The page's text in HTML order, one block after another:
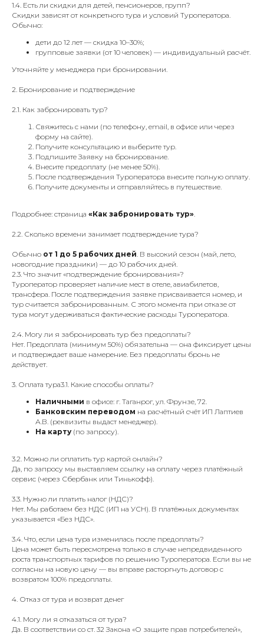
1.4. Есть ли скидки для детей, пенсионеров, групп?
Скидки зависят от конкретного тура и условий Туроператора.
Обычно:
дети до 12 лет — скидка 10–30%;
групповые заявки (от 10 человек) — индивидуальный расчёт.
Уточняйте у менеджера при бронировании.
2. Бронирование и подтверждение
2.1. Как забронировать тур?
Свяжитесь с нами (по телефону, email, в офисе или через
форму на сайте).
Получите консультацию и выберите тур.
Подпишите Заявку на бронирование.
Внесите предоплату (не менее 50%).
После подтверждения Туроператора внесите полную оплату.
Получите документы и отправляйтесь в путешествие.
Подробнее: страница «Как забронировать тур».
2.2. Сколько времени занимает подтверждение тура?
Обычно от 1 до 5 рабочих дней. В высокий сезон (май, лето,
новогодние праздники) — до 10 рабочих дней.
2.3. Что значит «подтверждение бронирования»?
Туроператор проверяет наличие мест в отеле, авиабилетов,
трансфера. После подтверждения заявке присваивается номер, и
тур считается забронированным. С этого момента при отказе от
тура могут удерживаться фактические расходы Туроператора.
2.4. Могу ли я забронировать тур без предоплаты?
Нет. Предоплата (минимум 50%) обязательна — она фиксирует цены
и подтверждает ваше намерение. Без предоплаты бронь не
действует.
3. Оплата тура3.1. Какие способы оплаты?
Наличными в офисе: г. Таганрог, ул. Фрунзе, 72.
Банковским переводом на расчётный счёт ИП Лаптиев
А.В. (реквизиты выдаст менеджер).
На карту(по запросу).
3.2. Можно ли оплатить тур картой онлайн?
Да, по запросу мы выставляем ссылку на оплату через платёжный
сервис (через Сбербанк или Тинькофф).
3.3. Нужно ли платить налог (НДС)?
Нет. Мы работаем без НДС (ИП на УСН). В платёжных документах
указывается «Без НДС».
3.4. Что, если цена тура изменилась после предоплаты?
Цена может быть пересмотрена только в случае непредвиденного
роста транспортных тарифов по решению Туроператора. Если вы не
согласны на новую цену — вы вправе расторгнуть договор с
возвратом 100% предоплаты.
4. Отказ от тура и возврат денег
4.1. Могу ли я отказаться от тура?
Да. В соответствии со ст. 32 Закона «О защите прав потребителей»,